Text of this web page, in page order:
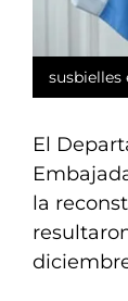
susbielles
El
la